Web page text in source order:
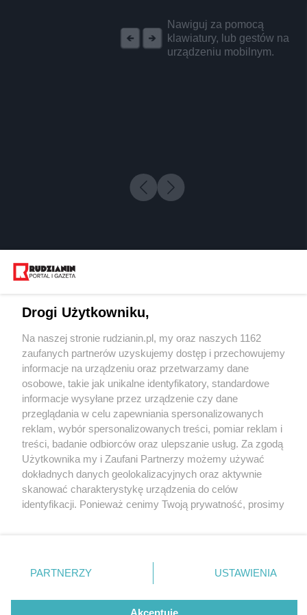
Nawiguj za pomocą
klawiatury, lub gestów na
urządzeniu mobilnym.
2 / 0
Wydawca mediów
Nie zapomnij
zapoznać się z:
polityką prywatności regulamin korzystania z portali
Twojemiasto
Piekary Śląskie
Chorzów
Tarnowskie Góry
Gliwice
Skontakuj sięz nami
Kontakt
Wydawca
Redakcja
Drogi Użytkowniku,
Na naszej stronie rudzianin.pl, my oraz naszych 1162
zaufanych partnerów uzyskujemy dostęp i przechowujemy
informacje na urządzeniu oraz przetwarzamy dane
osobowe, takie jak unikalne identyfikatory, standardowe
informacje wysyłane przez urządzenie czy dane
przeglądania w celu zapewniania spersonalizowanych
reklam, wybór spersonalizowanych treści, pomiar reklam i
treści, badanie odbiorców oraz ulepszanie usług. Za zgodą
Użytkownika my i Zaufani Partnerzy możemy używać
dokładnych danych geolokalizacyjnych oraz aktywnie
skanować charakterystykę urządzenia do celów
identyfikacji. Ponieważ cenimy Twoją prywatność, prosimy
prywatności znajdujący się w lewym dolnym rogu strony
. Niektóre rodzaje przetwarzania danych nie wymagają
zgody użytkownika, ale masz prawo sprzeciwić się
takiemu przetwarzaniu. Preferencje będą miały
PARTNERZY USTAWIENIA
Akceptuję